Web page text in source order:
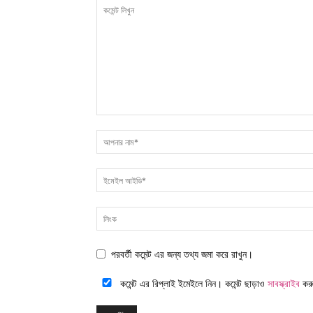
পরবর্তী কমেন্ট এর জন্য তথ্য জমা করে রাখুন।
কমেন্ট এর রিপ্লাই ইমেইলে নিন। কমেন্ট ছাড়াও সাবস্ক্রাইব